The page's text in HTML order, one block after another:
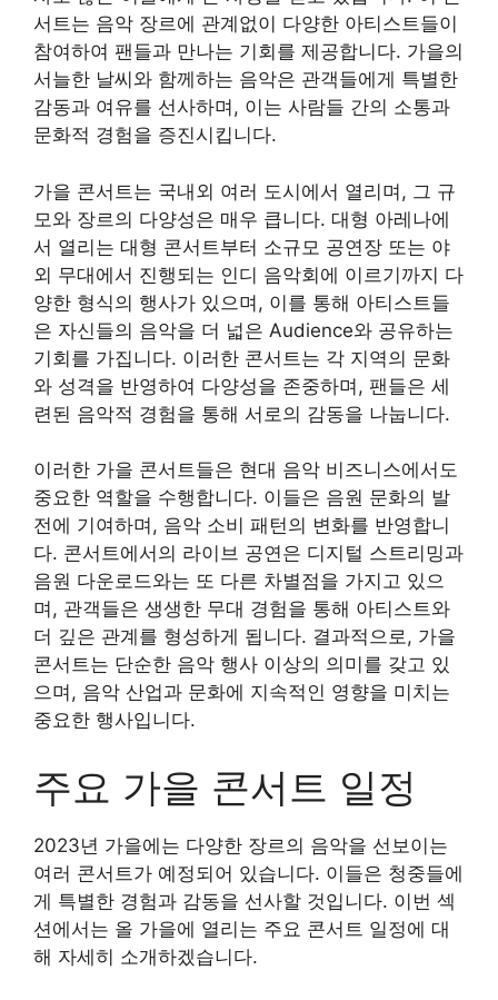
서트는 음악 장르에 관계없이 다양한 아티스트들이
참여하여 팬들과 만나는 기회를 제공합니다. 가을의
서늘한 날씨와 함께하는 음악은 관객들에게 특별한
감동과 여유를 선사하며, 이는 사람들 간의 소통과
문화적 경험을 증진시킵니다.
가을 콘서트는 국내외 여러 도시에서 열리며, 그 규
모와 장르의 다양성은 매우 큽니다. 대형 아레나에
서 열리는 대형 콘서트부터 소규모 공연장 또는 야
외 무대에서 진행되는 인디 음악회에 이르기까지 다
양한 형식의 행사가 있으며, 이를 통해 아티스트들
은 자신들의 음악을 더 넓은 Audience와 공유하는
기회를 가집니다. 이러한 콘서트는 각 지역의 문화
와 성격을 반영하여 다양성을 존중하며, 팬들은 세
련된 음악적 경험을 통해 서로의 감동을 나눕니다.
이러한 가을 콘서트들은 현대 음악 비즈니스에서도
중요한 역할을 수행합니다. 이들은 음원 문화의 발
전에 기여하며, 음악 소비 패턴의 변화를 반영합니
다. 콘서트에서의 라이브 공연은 디지털 스트리밍과
음원 다운로드와는 또 다른 차별점을 가지고 있으
며, 관객들은 생생한 무대 경험을 통해 아티스트와
더 깊은 관계를 형성하게 됩니다. 결과적으로, 가을
콘서트는 단순한 음악 행사 이상의 의미를 갖고 있
으며, 음악 산업과 문화에 지속적인 영향을 미치는
중요한 행사입니다.
주요 가을 콘서트 일정
2023년 가을에는 다양한 장르의 음악을 선보이는
여러 콘서트가 예정되어 있습니다. 이들은 청중들에
게 특별한 경험과 감동을 선사할 것입니다. 이번 섹
션에서는 올 가을에 열리는 주요 콘서트 일정에 대
해 자세히 소개하겠습니다.